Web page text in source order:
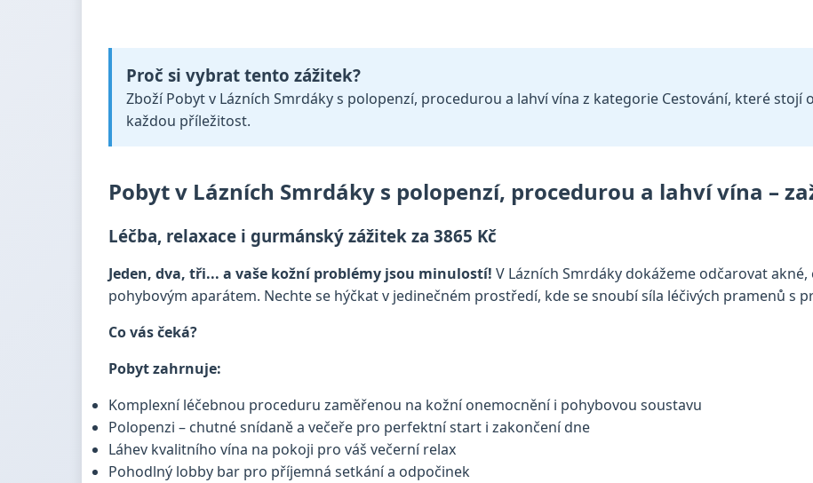
Proč si vybrat tento zážitek?
Zboží Pobyt v Lázních Smrdáky s polopenzí, procedurou a lahví vína z kategorie Cestování, které stojí
každou příležitost.
Pobyt v Lázních Smrdáky s polopenzí, procedurou a lahví vína –
Léčba, relaxace i gurmánský zážitek za 3865 Kč
Jeden, dva, tři... a vaše kožní problémy jsou minulostí! V Lázních Smrdáky dokážeme odčarovat
pohybovým aparátem. Nechte se hýčkat v jedinečném prostředí, kde se snoubí síla léčivých pramenů s
Co vás čeká?
Pobyt zahrnuje:
Komplexní léčebnou proceduru zaměřenou na kožní onemocnění i pohybovou soustavu
Polopenzi – chutné snídaně a večeře pro perfektní start i zakončení dne
Láhev kvalitního vína na pokoji pro váš večerní relax
Pohodlný lobby bar pro příjemná setkání a odpočinek